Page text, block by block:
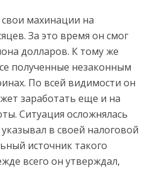
махинации на
За это время он смог
долларов. К тому же
полученные незаконным
По всей видимости он
заработать еще и на
Ситуация осложнялась
в своей налоговой
источник такого
всего он утверждал,